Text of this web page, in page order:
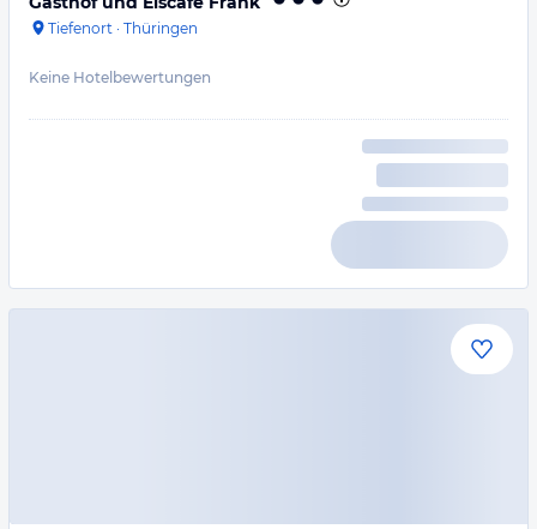
Tiefenort · Thüringen
Keine Hotelbewertungen